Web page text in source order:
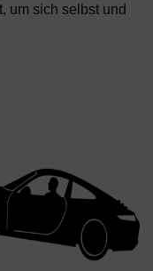
um sich selbst und